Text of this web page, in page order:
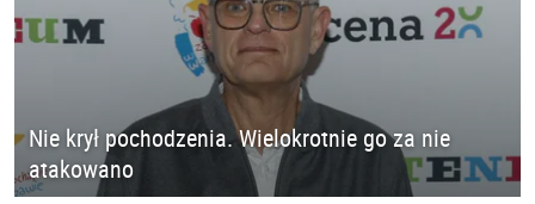
Nie krył pochodzenia. Wielokrotnie go za nie
atakowano